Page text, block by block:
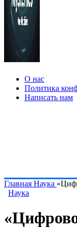
О нас
Политика
Написать нам
Главная Наука
Наука